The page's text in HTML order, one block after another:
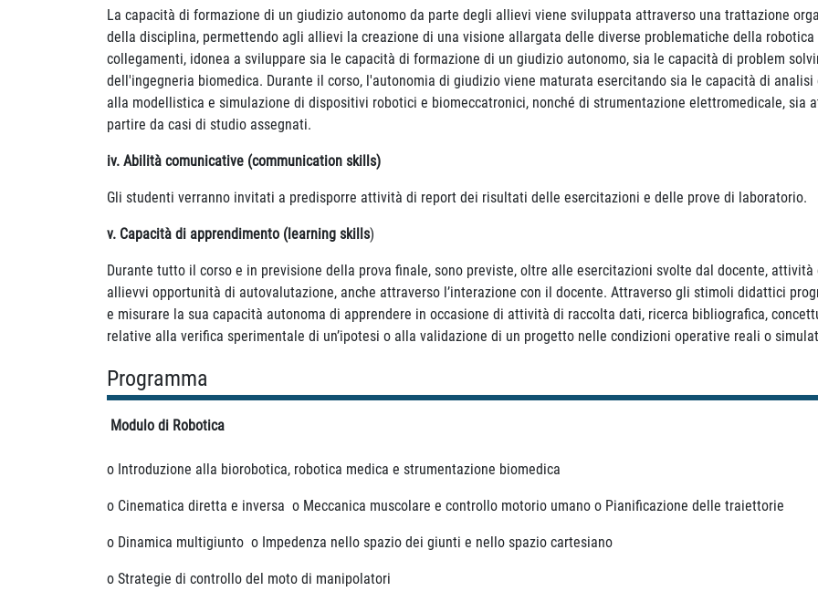
La capacità di formazione di un giudizio autonomo da parte degli allievi viene sviluppata attraverso una trattazione
della disciplina, permettendo agli allievi la creazione di una visione allargata delle diverse problematiche della
collegamenti, idonea a sviluppare sia le capacità di formazione di un giudizio autonomo, sia le capacità di problem
dell'ingegneria biomedica. Durante il corso, l'autonomia di giudizio viene maturata esercitando sia le capacità di
alla modellistica e simulazione di dispositivi robotici e biomeccatronici, nonché di strumentazione elettromedicale, sia
partire da casi di studio assegnati.
iv. Abilità comunicative (communication skills)
Gli studenti verranno invitati a predisporre attività di report dei risultati delle esercitazioni e delle prove di laboratorio.
v. Capacità di apprendimento (learning skills)
Durante tutto il corso e in previsione della prova finale, sono previste, oltre alle esercitazioni svolte dal docente,
allievvi opportunità di autovalutazione, anche attraverso l’interazione con il docente. Attraverso gli stimoli didattici
e misurare la sua capacità autonoma di apprendere in occasione di attività di raccolta dati, ricerca bibliografica,
relative alla verifica sperimentale di un’ipotesi o alla validazione di un progetto nelle condizioni operative reali o
Programma
Modulo di Robotica
o Introduzione alla biorobotica, robotica medica e strumentazione biomedica
o Cinematica diretta e inversa o Meccanica muscolare e controllo motorio umano o Pianificazione delle traiettorie
o Dinamica multigiunto o Impedenza nello spazio dei giunti e nello spazio cartesiano
o Strategie di controllo del moto di manipolatori